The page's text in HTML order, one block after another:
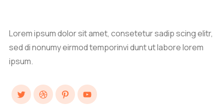
Lorem ipsum dolor sit amet, consetetur sadip scing elitr,
sed di nonumy eirmod temporinvi dunt ut labore lorem
ipsum.
TwitterDribbblePinterestYouTube